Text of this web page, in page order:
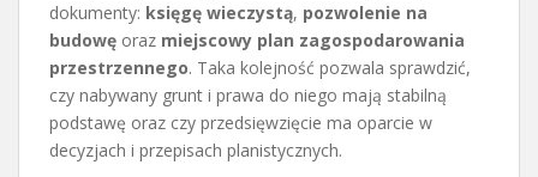
dokumenty: księgę wieczystą, pozwolenie na
budowę oraz miejscowy plan zagospodarowania
przestrzennego. Taka kolejność pozwala sprawdzić,
czy nabywany grunt i prawa do niego mają stabilną
podstawę oraz czy przedsięwzięcie ma oparcie w
decyzjach i przepisach planistycznych.